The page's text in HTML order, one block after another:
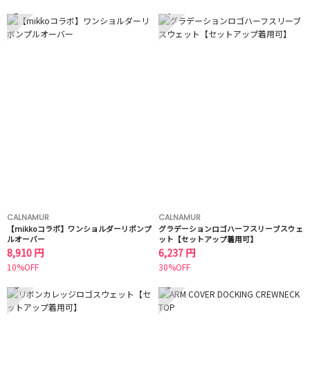
3
CALNAMUR
【mikkoコラボ】ワンショルダーリボンプ
ルオーバー
8,910 円
10%OFF
4
CALNAMUR
グラデーションロゴハーフスリーブスウェ
ット【セットアップ着用可】
6,237 円
30%OFF
5 6